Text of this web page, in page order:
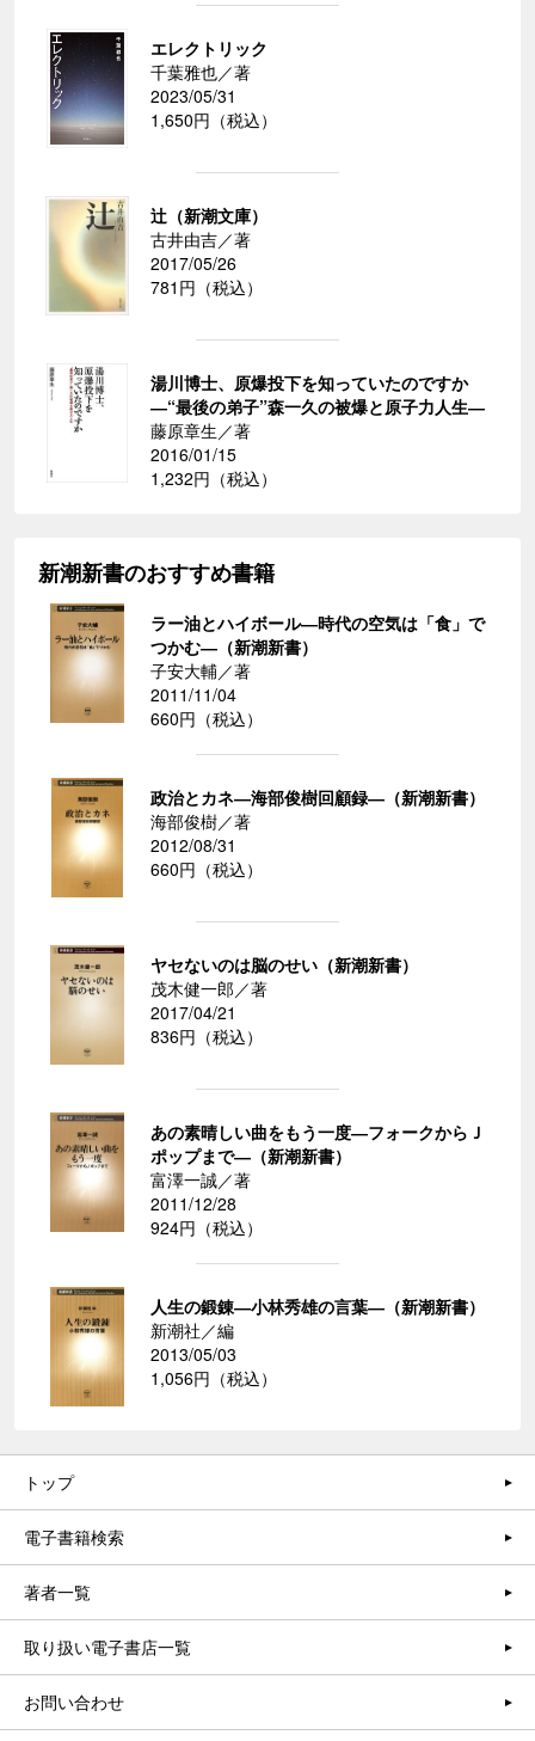
エレクトリック
千葉雅也／著
2023/05/31
1,650円（税込）
辻（新潮文庫）
古井由吉／著
2017/05/26
781円（税込）
湯川博士、原爆投下を知っていたのですか
―“最後の弟子”森一久の被爆と原子力人生―
藤原章生／著
2016/01/15
1,232円（税込）
新潮新書のおすすめ書籍
ラー油とハイボール―時代の空気は「食」で
つかむ―（新潮新書）
子安大輔／著
2011/11/04
660円（税込）
政治とカネ―海部俊樹回顧録―（新潮新書）
海部俊樹／著
2012/08/31
660円（税込）
ヤセないのは脳のせい（新潮新書）
茂木健一郎／著
2017/04/21
836円（税込）
あの素晴しい曲をもう一度―フォークからＪ
ポップまで―（新潮新書）
富澤一誠／著
2011/12/28
924円（税込）
人生の鍛錬―小林秀雄の言葉―（新潮新書）
新潮社／編
2013/05/03
1,056円（税込）
トップ
電子書籍検索
著者一覧
取り扱い電子書店一覧
お問い合わせ